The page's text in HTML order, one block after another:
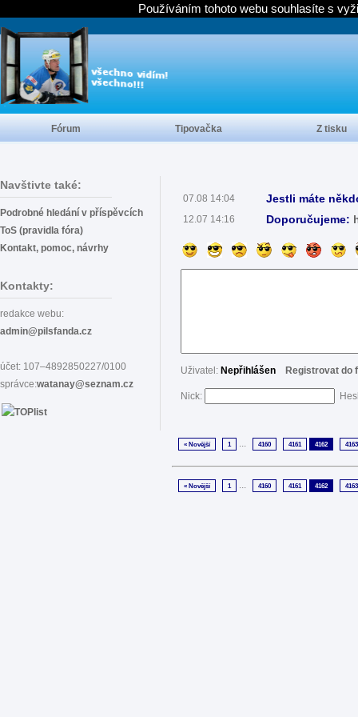
Navštivte také:
Podrobné hledání v příspěvcích
ToS (pravidla fóra)
Kontakt, pomoc, návrhy
Kontakty:
redakce webu:
admin@pilsfanda.cz
účet: 107–4892850227/0100
správce:watanay@seznam.cz
07.08 14:04 Jestli máte
12.07 14:16 Doporučujeme:
Uživatel: Nepřihlášen Registrovat do
Nick:
« Novější 1 ... 4160 4161 4162 4163
« Novější 1 ... 4160 4161 4162 4163
Fórum Tipovačka Z tisku
Používáním tohoto webu souhlasíte s